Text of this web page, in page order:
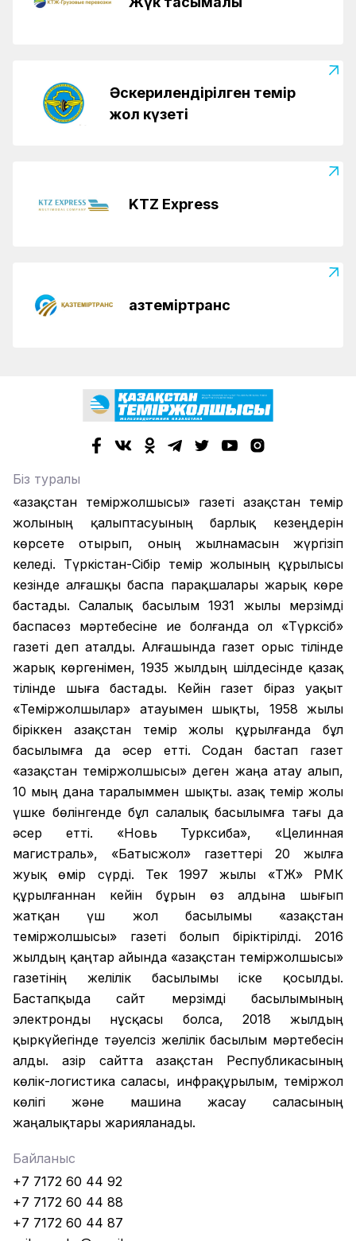
Әскерилендірілген темір
жол күзеті
KTZ Express
Қазтеміртранс
Біз туралы
«Қазақстан теміржолшысы» газеті Қазақстан темір
жолының қалыптасуының барлық кезеңдерін
көрсете отырып, оның жылнамасын жүргізіп
келеді. Түркістан-Сібір темір жолының құрылысы
кезінде алғашқы баспа парақшалары жарық көре
бастады. Салалық басылым 1931 жылы мерзімді
баспасөз мәртебесіне ие болғанда ол «Түрксіб»
газеті деп аталды. Алғашында газет орыс тілінде
жарық көргенімен, 1935 жылдың шілдесінде қазақ
тілінде шыға бастады. Кейін газет біраз уақыт
«Теміржолшылар» атауымен шықты, 1958 жылы
біріккен Қазақстан темір жолы құрылғанда бұл
басылымға да әсер етті. Содан бастап газет
«Қазақстан теміржолшысы» деген жаңа атау алып,
10 мың дана таралыммен шықты. Қазақ темір жолы
үшке бөлінгенде бұл салалық басылымға тағы да
әсер етті. «Новь Турксиба», «Целинная
магистраль», «Батысжол» газеттері 20 жылға
жуық өмір сүрді. Тек 1997 жылы «ҚТЖ» РМК
құрылғаннан кейін бұрын өз алдына шығып
жатқан үш жол басылымы «Қазақстан
теміржолшысы» газеті болып біріктірілді. 2016
жылдың қаңтар айында «Қазақстан теміржолшысы»
газетінің желілік басылымы іске қосылды.
Бастапқыда сайт мерзімді басылымының
электронды нұсқасы болса, 2018 жылдың
қыркүйегінде тәуелсіз желілік басылым мәртебесін
алды. Қазір сайтта Қазақстан Республикасының
көлік-логистика саласы, инфрақұрылым, теміржол
көлігі және машина жасау саласының
жаңалықтары жарияланады.
Байланыс
+7 7172 60 44 92
+7 7172 60 44 88
+7 7172 60 44 87